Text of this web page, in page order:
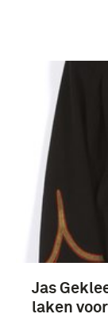
Nederland
Jas
laken